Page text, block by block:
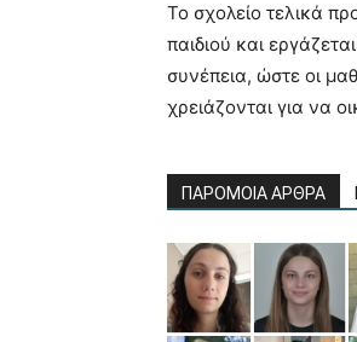
Το σχολείο τελικά
παιδιού και
συνέπεια, ώστε οι
χρειάζονται για να
ΠΑΡΟΜΟΙΑ ΑΡΘΡΑ